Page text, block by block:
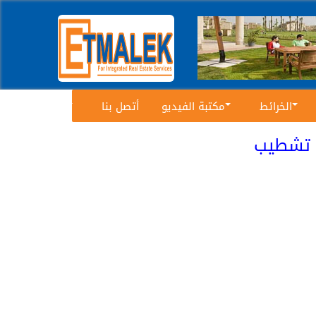
الخرائط مكتبة الفيديو أتصل بنا
للإيجار مفروشة بالرحاب شقة 70 م² حديقة 60 م² تشطيب